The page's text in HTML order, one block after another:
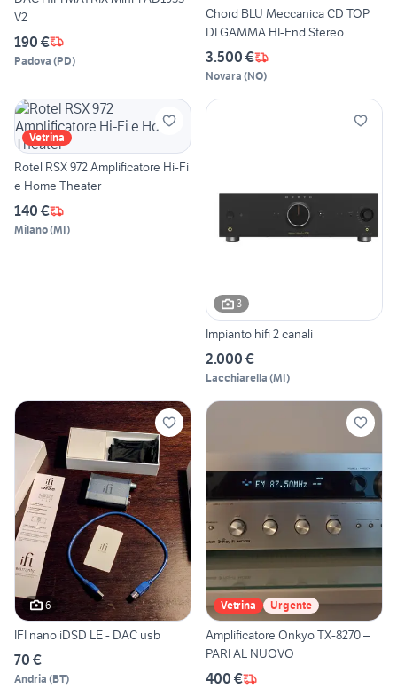
V2
190 €
Padova (PD)
Chord BLU Meccanica CD TOP
DI GAMMA HI-End Stereo
3.500 €
Novara (NO)
Vetrina
Rotel RSX 972 Amplificatore Hi-Fi
e Home Theater
140 €
Milano(MI)
3
Impianto hifi 2 canali
2.000 €
Lacchiarella (MI)
6
IFI nano iDSD LE - DAC usb
70 €
Andria (BT)
Vetrina Urgente
Amplificatore Onkyo TX-8270 –
PARI AL NUOVO
400 €